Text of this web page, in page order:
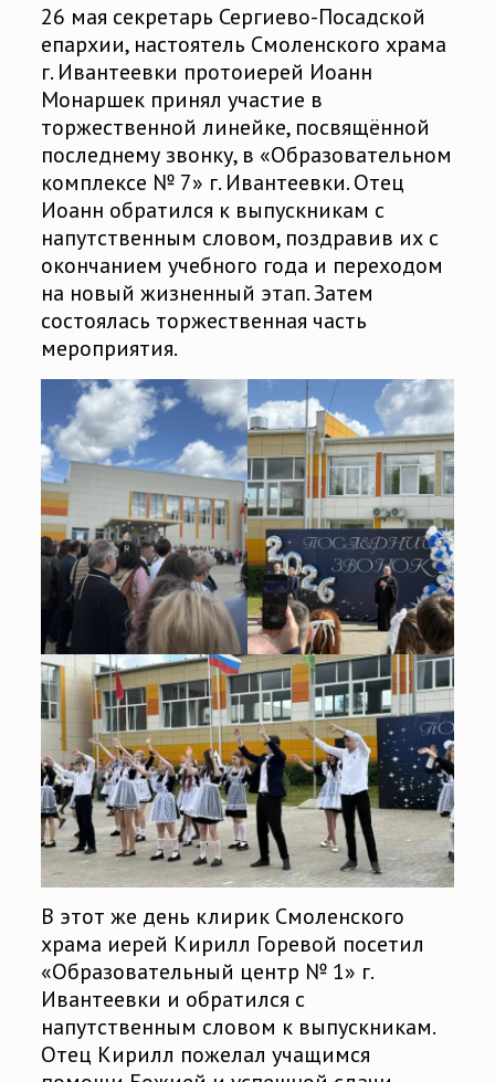
26 мая секретарь Сергиево-Посадской
епархии, настоятель Смоленского храма
г. Ивантеевки протоиерей Иоанн
Монаршек принял участие в
торжественной линейке, посвящённой
последнему звонку, в «Образовательном
комплексе № 7» г. Ивантеевки. Отец
Иоанн обратился к выпускникам с
напутственным словом, поздравив их с
окончанием учебного года и переходом
на новый жизненный этап. Затем
состоялась торжественная часть
мероприятия.
В этот же день клирик Смоленского
храма иерей Кирилл Горевой посетил
«Образовательный центр № 1» г.
Ивантеевки и обратился с
напутственным словом к выпускникам.
Отец Кирилл пожелал учащимся